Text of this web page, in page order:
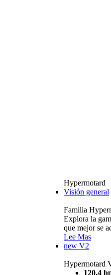
Hypermotard
Visión general
Familia
Explora la
que mejor se
Lee Mas
new V2
Hypermotard
120,4